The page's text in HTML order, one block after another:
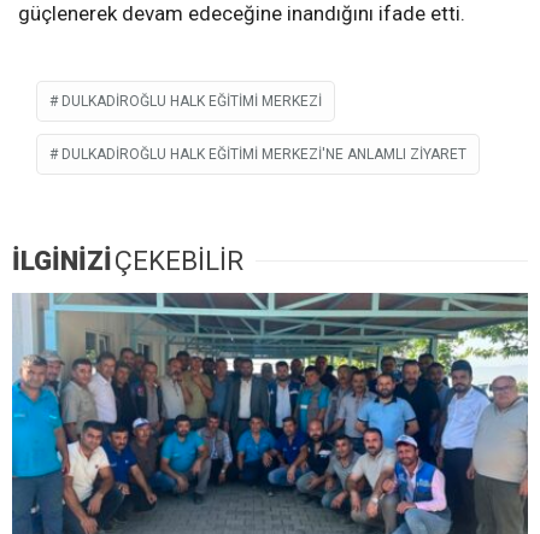
güçlenerek devam edeceğine inandığını ifade etti.
DULKADIROĞLU HALK EĞITIMI MERKEZI
DULKADIROĞLU HALK EĞITIMI MERKEZI'NE ANLAMLI ZIYARET
İLGİNİZİÇEKEBİLİR